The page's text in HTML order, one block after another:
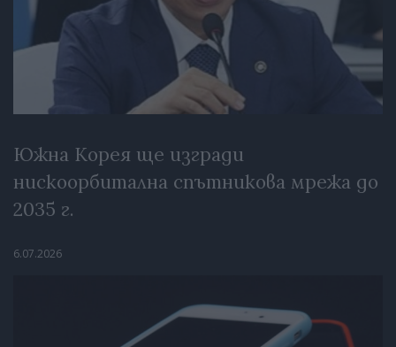
Южна Корея ще изгради
нискоорбитална спътникова мрежа до
2035 г.
6.07.2026